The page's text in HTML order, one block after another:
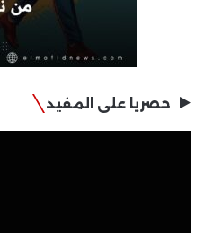
حصريا على المفيد